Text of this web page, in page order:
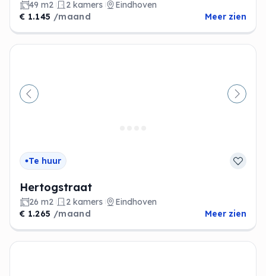
49 m2 2 kamers
Eindhoven
€ 1.145 /maand Meer zien
Vorige
Te huur
Hertogstraat
26 m2 2 kamers
Eindhoven
€ 1.265 /maand Meer zien